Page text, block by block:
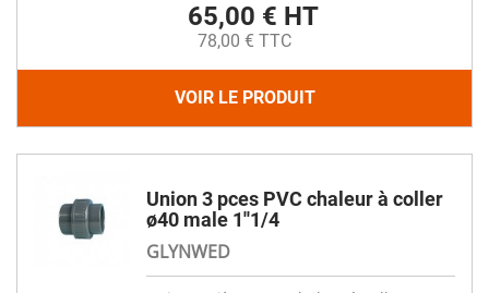
65,00 € HT
78,00 € TTC
VOIR LE PRODUIT
Union 3 pces PVC chaleur à coller
ø40 male 1''1/4
GLYNWED